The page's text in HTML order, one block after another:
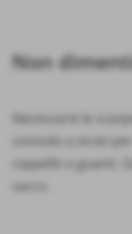
Non
Necessarie le
comodo a strati
cappello e guanti.
sacco.